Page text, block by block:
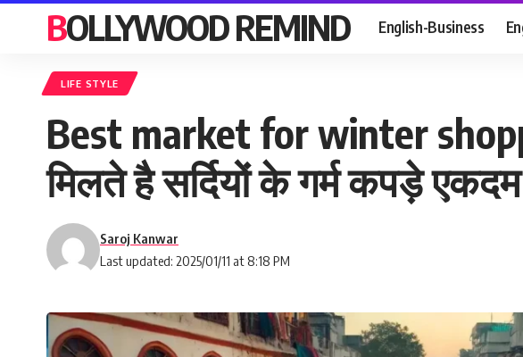
BOLLYWOOD REMIND English-Business
LIFE STYLE
Best market for winter
मिलते है सर्दियों के गर्म कपड़े
Last updated: 2025/01/11 at 8:18 PM
Saroj Kanwar